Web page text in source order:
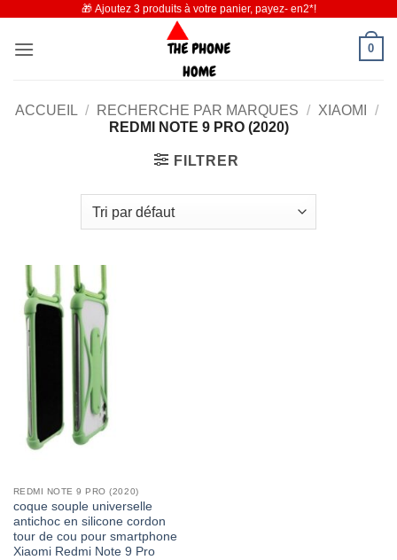
contenu
🎁 Ajoutez 3 produits à votre panier, payez- en2*!
0
ACCUEIL / RECHERCHE PAR MARQUES / XIAOMI
/
REDMI NOTE 9 PRO (2020)
FILTRER
REDMI NOTE 9 PRO (2020)
coque souple universelle
antichoc en silicone cordon
tour de cou pour smartphone
Xiaomi Redmi Note 9 Pro